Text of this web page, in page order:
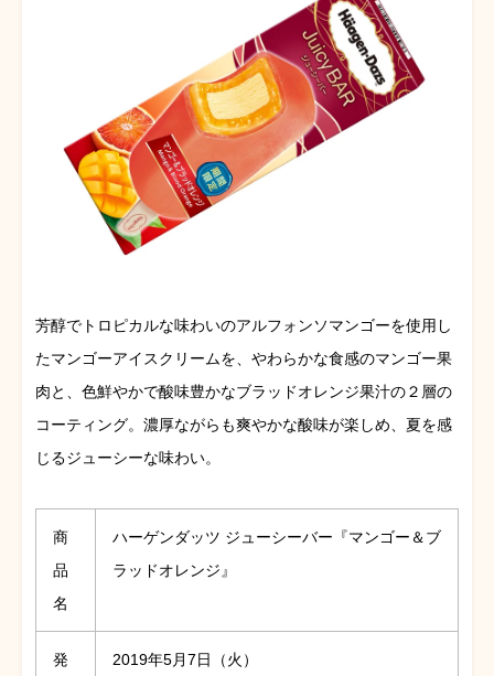
芳醇でトロピカルな味わいのアルフォンソマンゴーを使用し
たマンゴーアイスクリームを、やわらかな食感のマンゴー果
肉と、色鮮やかで酸味豊かなブラッドオレンジ果汁の２層の
コーティング。濃厚ながらも爽やかな酸味が楽しめ、夏を感
じるジューシーな味わい。
商
品
名
ハーゲンダッツ ジューシーバー『マンゴー＆ブ
ラッドオレンジ』
発
2019年5月7日（火）